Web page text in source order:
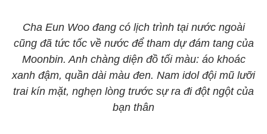
Cha Eun Woo đang có lịch trình tại nước ngoài
cũng đã tức tốc về nước để tham dự đám tang của
Moonbin. Anh chàng diện đồ tối màu: áo khoác
xanh đậm, quần dài màu đen. Nam idol đội mũ lưỡi
trai kín mặt, nghẹn lòng trước sự ra đi đột ngột của
bạn thân